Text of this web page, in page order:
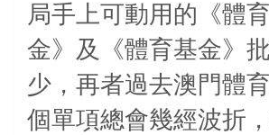
局手上可動用的《體
金》及《體育基金》
少，再者過去澳門體
個單項總會幾經波折